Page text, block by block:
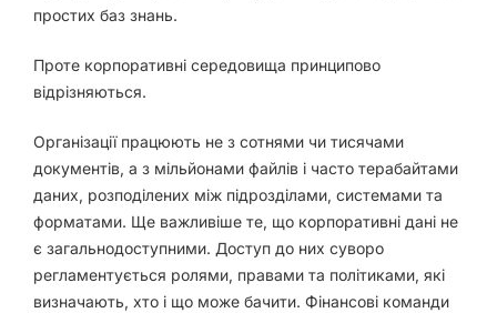
простих баз знань.
Проте корпоративні середовища принципово
відрізняються.
Організації працюють не з сотнями чи тисячами
документів, а з мільйонами файлів і часто терабайтами
даних, розподілених між підрозділами, системами та
форматами. Ще важливіше те, що корпоративні дані не
є загальнодоступними. Доступ до них суворо
регламентується ролями, правами та політиками, які
визначають, хто і що може бачити. Фінансові команди